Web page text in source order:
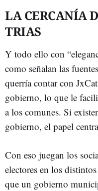
LA CERCANÍA
TRIAS
Y todo ello con
como señalan las
querría contar con
gobierno, lo que le
a los comunes. Si
gobierno, el papel
Con eso juegan los
electores en los
que un gobierno